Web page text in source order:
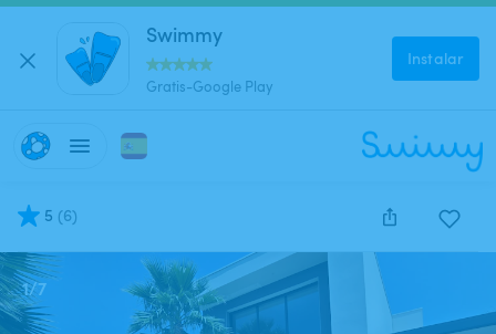
Swimmy
Gratis-Google Play
Instalar
5 (6)
1/7